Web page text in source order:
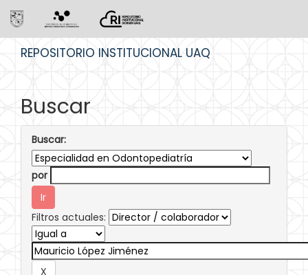
REPOSITORIO INSTITUCIONAL UAQ
Buscar
Buscar:
por
Filtros actuales: